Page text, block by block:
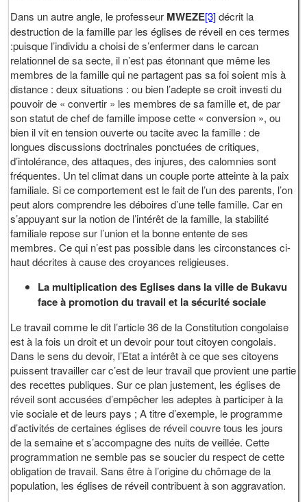
Dans un autre angle, le professeur MWEZE[3]décrit la
destruction de la famille par les églises de réveil en ces termes
:puisque l’individu a choisi de s’enfermer dans le carcan
relationnel de sa secte, il n’est pas étonnant que même les
membres de la famille qui ne partagent pas sa foi soient mis à
distance : deux situations : ou bien l’adepte se croit investi du
pouvoir de « convertir » les membres de sa famille et, de par
son statut de chef de famille impose cette « conversion », ou
bien il vit en tension ouverte ou tacite avec la famille : de
longues discussions doctrinales ponctuées de critiques,
d’intolérance, des attaques, des injures, des calomnies sont
fréquentes. Un tel climat dans un couple porte atteinte à la paix
familiale. Si ce comportement est le fait de l’un des parents, l’on
peut alors comprendre les déboires d’une telle famille. Car en
s’appuyant sur la notion de l’intérêt de la famille, la stabilité
familiale repose sur l’union et la bonne entente de ses
membres. Ce qui n’est pas possible dans les circonstances ci-
haut décrites à cause des croyances religieuses.
La multiplication des Eglises dans la ville de Bukavu
face à promotion du travail et la sécurité sociale
Le travail comme le dit l’article 36 de la Constitution congolaise
est à la fois un droit et un devoir pour tout citoyen congolais.
Dans le sens du devoir, l’Etat a intérêt à ce que ses citoyens
puissent travailler car c’est de leur travail que provient une partie
des recettes publiques. Sur ce plan justement, les églises de
réveil sont accusées d’empêcher les adeptes à participer à la
vie sociale et de leurs pays ; A titre d’exemple, le programme
d’activités de certaines églises de réveil couvre tous les jours
de la semaine et s’accompagne des nuits de veillée. Cette
programmation ne semble pas se soucier du respect de cette
obligation de travail. Sans être à l’origine du chômage de la
population, les églises de réveil contribuent à son aggravation.